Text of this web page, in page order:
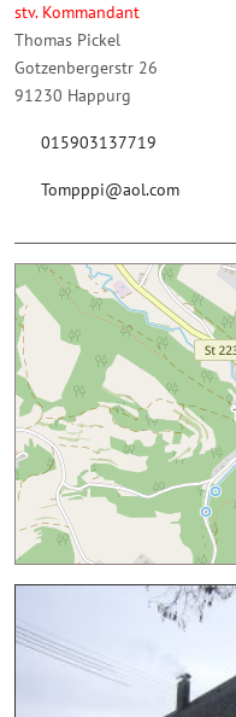
stv. Kommandant
Thomas Pickel
Gotzenbergerstr 26
91230 Happurg
015903137719
Tompppi@aol.com